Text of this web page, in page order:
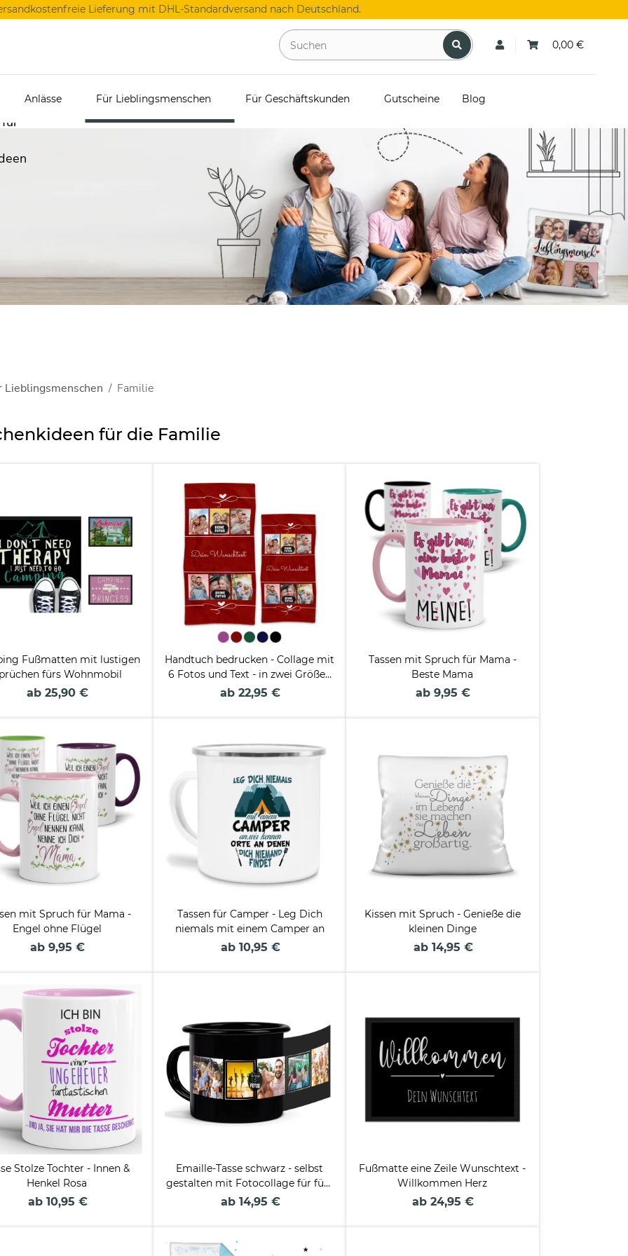
Lieferung mit DHL-Standardversand nach Deutschland.
0,00 €
Anlässe Für Lieblingsmenschen Für Geschäftskunden Gutscheine Blog
Lieblingsmenschen Familie
für die Familie
Fußmatten mit lustigen
fürs Wohnmobil
ab 25,90 €
Handtuch bedrucken - Collage mit
6 Fotos und Text - in zwei Größen
und verschiedenen Farben
ab 22,95 €
Tassen mit Spruch für Mama -
Beste Mama
ab 9,95 €
mit Spruch für Mama -
Engel ohne Flügel
ab 9,95 €
Tassen für Camper - Leg Dich
niemals mit einem Camper an
ab 10,95 €
Kissen mit Spruch - Genieße die
kleinen Dinge
ab 14,95 €
Stolze Tochter - Innen &
Henkel Rosa
ab 10,95 €
Emaille-Tasse schwarz - selbst
gestalten mit Fotocollage für fünf
Fotos
ab 14,95 €
Fußmatte eine Zeile Wunschtext -
Willkommen Herz
ab 24,95 €